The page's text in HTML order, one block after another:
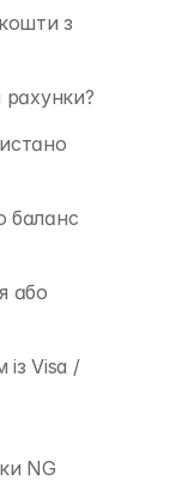
з
рахунки?
баланс
або
Visa /
NG